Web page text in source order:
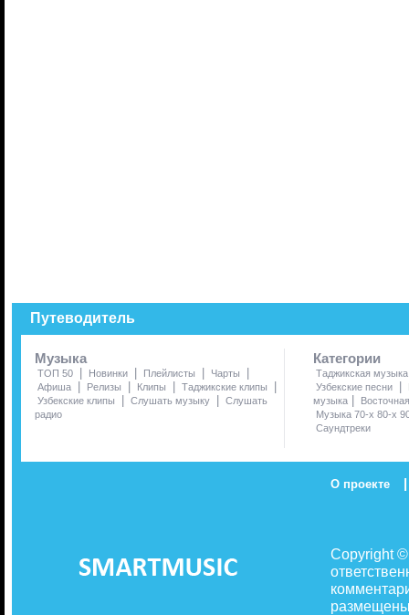
Путеводитель
Музыка
ТОП 50 | Новинки | Плейлисты | Чарты |
Афиша | Релизы | Клипы | Таджикские клипы |
Узбекские клипы | Слушать музыку | Слушать
радио
Категории
Таджикская музыка
Узбекские песни
|
музыка |
Музыка 70-х 80-х
Саундтреки
О проекте |
Copyright
размещены